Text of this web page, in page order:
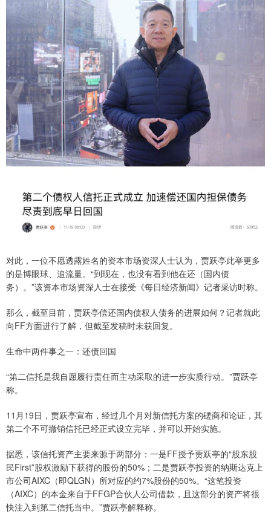
对此，一位不愿透露姓名的资本市场资深人士认为，贾跃亭此举更多
的是博眼球、追流量。“到现在，也没有看到他在还（国内债
务）。”该资本市场资深人士在接受《每日经济新闻》记者采访时称。
那么，截至目前，贾跃亭偿还国内债权人债务的进展如何？记者就此
向FF方面进行了解，但截至发稿时未获回复。
生命中两件事之一：还债回国
“第二信托是我自愿履行责任而主动采取的进一步实质行动。”贾跃亭
称。
11月19日，贾跃亭宣布，经过几个月对新信托方案的磋商和论证，其
第二个不可撤销信托已经正式设立完毕，并可以开始实施。
据悉，该信托资产主要来源于两部分：一是FF授予贾跃亭的“股东股
民First”股权激励下获得的股份的50%；二是贾跃亭投资的纳斯达克上
市公司AIXC（即QLGN）所对应的约7%股份的50%。“这笔投资
（AIXC）的本金来自于FFGP合伙人公司借款，且这部分的资产将很
快注入到第二信托当中。”贾跃亭解释称。